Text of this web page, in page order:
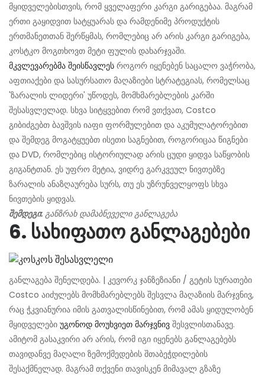
მყიდველებისთვის, რომ ყველაფერი კარგი გარიგებაა. მაგრამ
ერთი გაყიდვით სატყუარას და რამდენიმე პროდუქტის
ერთმანეთთან შერწყმას, რომლებიც არ არის კარგი გარიგება,
კოსტკო მოგთხოვთ მეტი ფულის დახარჯვაში.
მკვლევარებმა შეისწავლეს როგორ იყენებენ საცალო ვაჭრობა,
აფთიაქები და სასურსათო მაღაზიები სტრატეგიას, რომელსაც
'ზარალის ლიდერი' უწოდეს, მომხმარებლების კარში
შესასვლელად. სხვა სიტყვებით რომ ვთქვათ, Costco
გიბიძგებთ ბავშვის იაფი ფორმულებით და აკუმულატორებით
და შემდეგ მოგატყუებთ ისეთი საგნებით, როგორიცაა წიგნები
და DVD, რომლებიც ისტორიულად არის ცუდი ყიდვა საწყობის
გიგანტთან. ეს უფრო მეტია, ვიდრე გარკვეულ ნივთებზე
ზარალის ანაზღაურება სურს, თუ ეს უზრუნველყოფს სხვა
ნივთების ყიდვას.
შემდეგი: განზრახ დამაბნეველი განლაგება
6. სახიფათო განლაგებები
განლაგება შენელდება. | კევორკ ჯანზეზიანი / გეტის სურათები
Costco აიძულებს მომხმარებლებს შესვლა მაღაზიის მარჯვნივ,
რაც ჭკვიანურია იმის გათვალისწინებით, რომ ამას ყიდულობენ
მყიდველები უგონოდ მოუხვიეთ მარჯვნივ შესვლისთანავე.
ამიტომ გასაკვირი არ არის, რომ იგი იყენებს განლაგებებს
თავიდანვე მაღალი ზემოქმედების შთაბეჭდილების
შესაქმნელად. მაგრამ თქვენი თავისკენ მიმავალ გზაზე